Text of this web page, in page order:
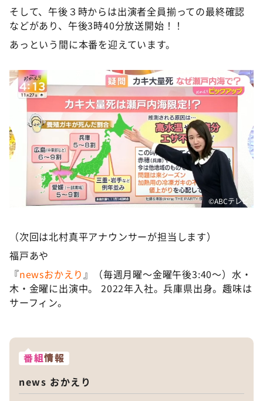
そして、午後３時からは出演者全員揃っての最終確認
などがあり、午後3時40分放送開始！！
あっという間に本番を迎えています。
©️ABCテレビ
（次回は北村真平アナウンサーが担当します）
福戸あや
『newsおかえり 』（毎週月曜〜金曜午後3:40〜）水・
木・金曜に出演中。 2022年入社。兵庫県出身。趣味は
サーフィン。
番組情報
news おかえり